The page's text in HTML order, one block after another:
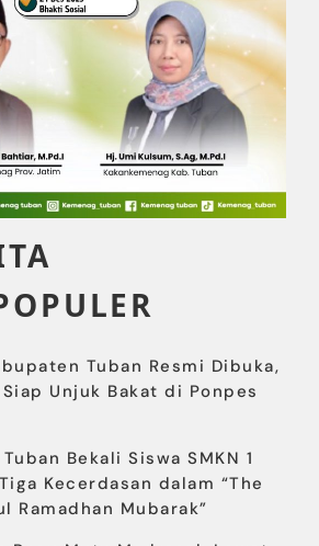
Tuban Resmi Dibuka,
Unjuk Bakat di Ponpes
Bekali Siswa SMKN 1
Kecerdasan dalam “The
Ramadhan Mubarak”